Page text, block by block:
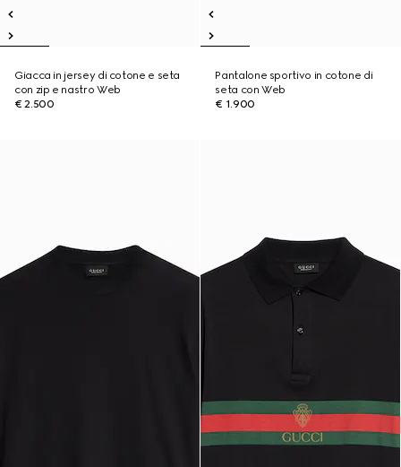
Giacca in jersey di cotone e seta
con zip e nastro Web
€ 2.500
Pantalone sportivo in cotone di
seta con Web
€ 1.900